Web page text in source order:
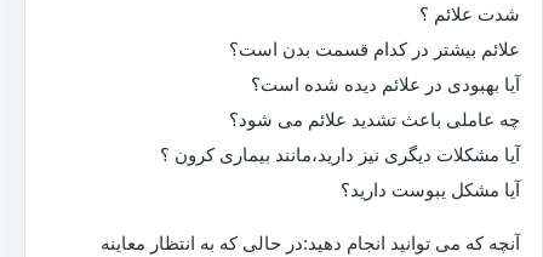
شدت علائم ؟
علائم بیشتر در کدام قسمت بدن است؟
آیا بهبودی در علائم دیده شده است؟
چه عاملی باعث تشدید علائم می شود؟
آیا مشکلات دیگری نیز دارید،مانند بیماری کرون ؟
آیا مشکل یبوست دارید؟
آنچه که می توانید انجام دهید:در حالی که به انتظار معاینه